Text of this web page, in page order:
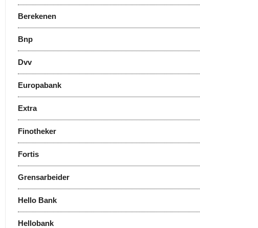
Berekenen
Bnp
Dvv
Europabank
Extra
Finotheker
Fortis
Grensarbeider
Hello Bank
Hellobank